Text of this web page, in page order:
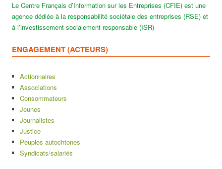
Le Centre Français d’Information sur les Entreprises (CFIE) est une
agence dédiée à la responsabilité sociétale des entreprises (RSE) et
à l’investissement socialement responsable (ISR)
ENGAGEMENT (ACTEURS)
Actionnaires
Associations
Consommateurs
Jeunes
Journalistes
Justice
Peuples autochtones
Syndicats/salariés